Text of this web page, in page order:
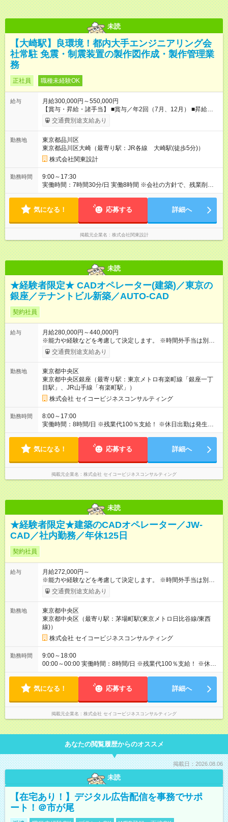
未読
【大崎駅】良環境！都内大手エンジニアリング会
社常駐 免震・制震装置の製作図作成・製作管理業
務
正社員 職種未経験OK
給与
月給300,000円～550,000円
【賞与・昇給・諸手当】 ■賞与／年2回（7月、12月） ■昇給／
年1回（4月） ■通勤交通費支給(5万円以内／月) ■時間外手当 ■家
族手当 ■役職手当 ■資格手当(詳細は待遇・福利厚生欄をご確認
用期間あり 試用期間の長さ：3ヶ月 雇用形態、給与は本採用時
と同じです。
交通費別途支給あり
勤務地
東京都品川区
東京都品川区大崎（最寄り駅：JR各線 大崎駅(徒歩5分)）
株式会社関東設計
勤務時間
9:00～17:30
実働時間：7時間30分/日 実働8時間 ※会社の方針で、残業削減に
積極的に取り組んでいます。 就業環境を改善したく、転職を考
30時間程度
気になる！ 応募する 詳細へ
掲載元企業名 株式会社関東設計
未読
★経験者限定★ CADオペレーター(建築)／東京の
銀座／テナントビル新築／AUTO-CAD
契約社員
給与
月給280,000円～440,000円
※能力や経験などを考慮して決定します。 ※時間外手当は別途支
給致します。 【試用期間】試用期間あり 試用期間の長さ：3ヶ
月 雇用形態、給与は本採用時と同じです。
交通費別途支給あり
勤務地
東京都中央区
東京都中央区銀座（最寄り駅：東京メトロ有楽町線「銀座一丁
目駅」、JR山手線「有楽町駅」）
株式会社 セイコービジネスコンサルティング
勤務時間
8:00～17:00
実働時間：8時間/日 ※残業代100％支給！ ※休日出勤は発生した
場合は、振替休日の取得が可能です。
気になる！ 応募する 詳細へ
掲載元企業名 株式会社 セイコービジネスコンサルティング
未読
★経験者限定★建築のCADオペレーター／JW-
CAD／社内勤務／年休125日
契約社員
給与
月給272,000円～
※能力や経験などを考慮して決定します。 ※時間外手当は別途支
給致します。 【試用期間】試用期間あり 試用期間の長さ：3ヶ
月 雇用形態、給与は本採用時と同じです。
交通費別途支給あり
勤務地
東京都中央区
東京都中央区（最寄り駅：茅場町駅(東京メトロ日比谷線/東西
線)）
株式会社 セイコービジネスコンサルティング
勤務時間
9:00～18:00
00:00～00:00 実働時間：8時間/日 ※残業代100％支給！ ※休日
出勤は発生した場合は、振替休日の取得が可能です。
気になる！ 応募する 詳細へ
掲載元企業名 株式会社 セイコービジネスコンサルティング
あなたの閲覧履歴からのオススメ
掲載日：2026.08.06
未読
【在宅あり！】デジタル広告配信を事務でサポ
ート！＠市が尾